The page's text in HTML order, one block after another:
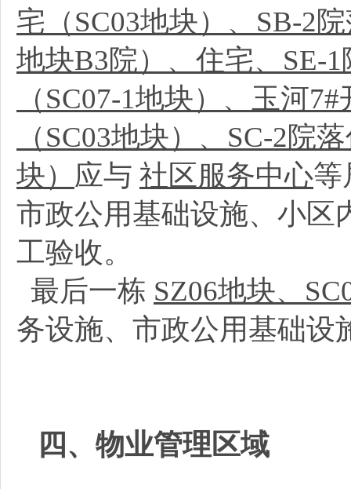
宅（SC03地块）、SB-2
地块B3院）、住宅、SE-
（SC07-1地块）、玉河
（SC03地块）、SC-2院
块） 应与 社区服务中心等
市政公用基础设施、小区
工验收。
最后一栋 SZ06地块、
务设施、市政公用基础设
四、物业管理区域